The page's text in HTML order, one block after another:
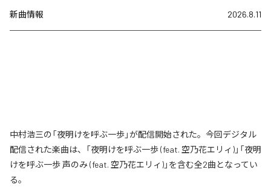
新曲情報 2026.8.11
中村浩三の「夜明けを呼ぶ一歩」が配信開始された。今回デジタル
配信された楽曲は、「夜明けを呼ぶ一歩 (feat. 空乃花エリィ)」「夜明
けを呼ぶ一歩 声のみ (feat. 空乃花エリィ)」を含む全2曲となってい
る。